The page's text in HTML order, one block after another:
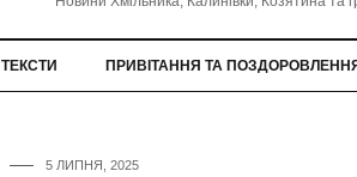
ТЕКСТИ ПРИВІТАННЯ ТА
5 ЛИПНЯ, 2025